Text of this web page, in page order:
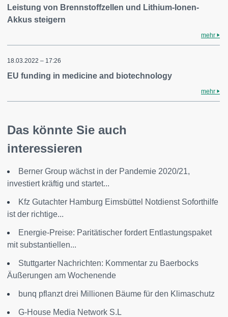
Leistung von Brennstoffzellen und Lithium-Ionen-
Akkus steigern
mehr
18.03.2022 – 17:26
EU funding in medicine and biotechnology
mehr
Das könnte Sie auch
interessieren
Berner Group wächst in der Pandemie 2020/21,
investiert kräftig und startet...
Kfz Gutachter Hamburg Eimsbüttel Notdienst Soforthilfe
ist der richtige...
Energie-Preise: Paritätischer fordert Entlastungspaket
mit substantiellen...
Stuttgarter Nachrichten: Kommentar zu Baerbocks
Äußerungen am Wochenende
bunq pflanzt drei Millionen Bäume für den Klimaschutz
G-House Media Network S.L